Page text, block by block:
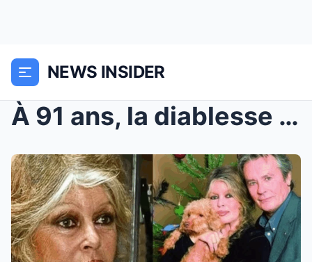
NEWS INSIDER
À 91 ans, la diablesse revient : pourquoi Brigitte...